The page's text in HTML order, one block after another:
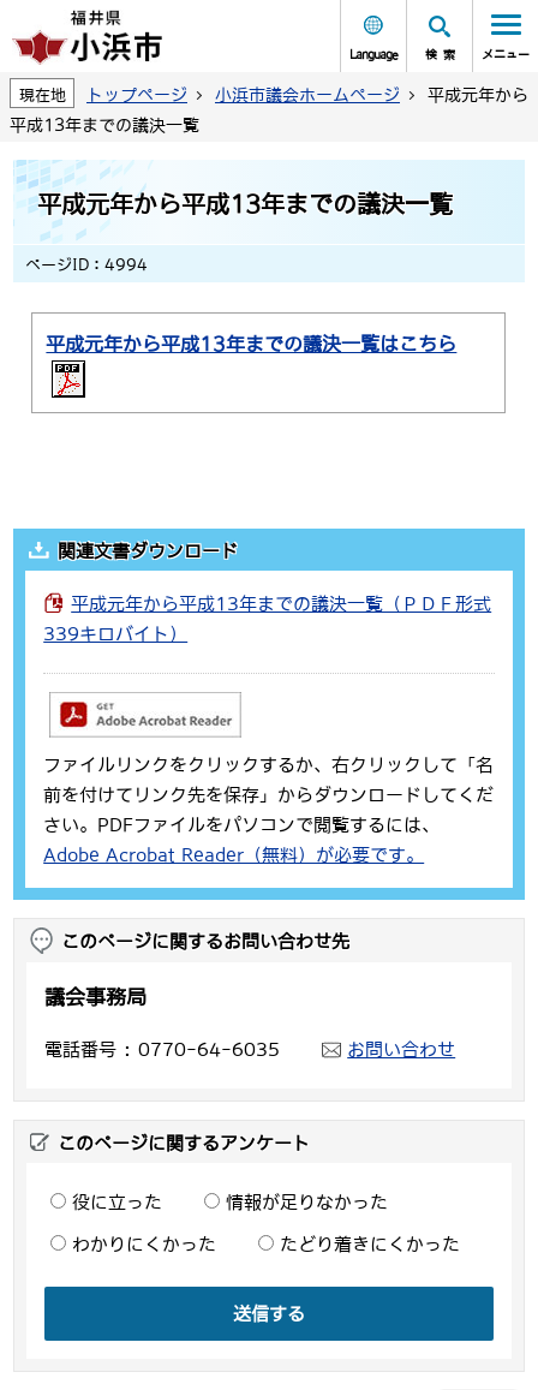
Language 検索 メニュー
現在地 トップページ 小浜市議会ホームページ
平成元年から
平成13年までの議決一覧
平成元年から平成13年までの議決一覧
ページID：4994
平成元年から平成13年までの議決一覧はこちら
関連文書ダウンロード
平成元年から平成13年までの議決一覧（ＰＤＦ形式
339キロバイト）
ファイルリンクをクリックするか、右クリックして「名
前を付けてリンク先を保存」からダウンロードしてくだ
さい。PDFファイルをパソコンで閲覧するには、
Adobe Acrobat Reader（無料）が必要です。
このページに関するお問い合わせ先
議会事務局
電話番号 0770-64-6035 お問い合わせ
このページに関するアンケート
役に立った 情報が足りなかった
わかりにくかった たどり着きにくかった
送信する